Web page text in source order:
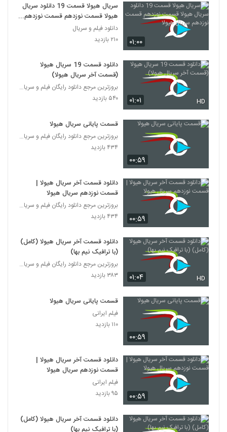
۰۱:۰۰
سریال هیولا قسمت 19 دانلود سریال
هیولا قسمت نوزدهم قسمت نوزدهم
سریال هیولا
دانلود فیلم و سریال
۲۱۰ بازدید
۰۱:۰۱ HD
دانلود قسمت 19 سریال هیولا
(قسمت آخر سریال هیولا)
بروزترین مرجع دانلود رایگان فیلم و سریال ایرانی
۵۴۰ بازدید
۰۰:۵۹
قسمت پایانی سریال هیولا
بروزترین مرجع دانلود رایگان فیلم و سریال ایرانی
۴۳۴ بازدید
۰۰:۵۹
دانلود قسمت آخر سریال هیولا |
قسمت نوزدهم سریال هیولا
بروزترین مرجع دانلود رایگان فیلم و سریال ایرانی
۴۳۴ بازدید
۰۱:۰۴ HD
دانلود قسمت آخر سریال هیولا (کامل)
(با ترافیک نیم بها)
بروزترین مرجع دانلود رایگان فیلم و سریال ایرانی
۳۸۳ بازدید
۰۰:۵۹
قسمت پایانی سریال هیولا
فیلم ایرانی
۱۱۰ بازدید
۰۰:۵۹
دانلود قسمت آخر سریال هیولا |
قسمت نوزدهم سریال هیولا
فیلم ایرانی
۹۵ بازدید
دانلود قسمت آخر سریال هیولا (کامل)
(با ترافیک نیم بها)